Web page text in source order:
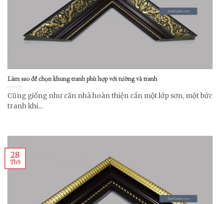
Làm sao để chọn khung tranh phù hợp với tường và tranh
Cũng giống như căn nhà hoàn thiện cần một lớp sơn, một bức
tranh khi...
28
Th9